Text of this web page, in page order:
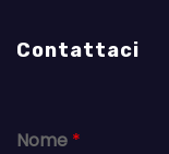
Contattaci
Nome *